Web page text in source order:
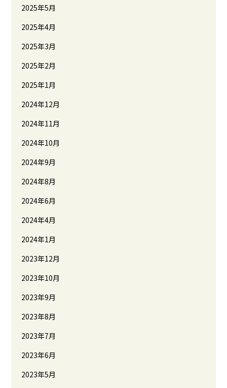
2025年5月
2025年4月
2025年3月
2025年2月
2025年1月
2024年12月
2024年11月
2024年10月
2024年9月
2024年8月
2024年6月
2024年4月
2024年1月
2023年12月
2023年10月
2023年9月
2023年8月
2023年7月
2023年6月
2023年5月